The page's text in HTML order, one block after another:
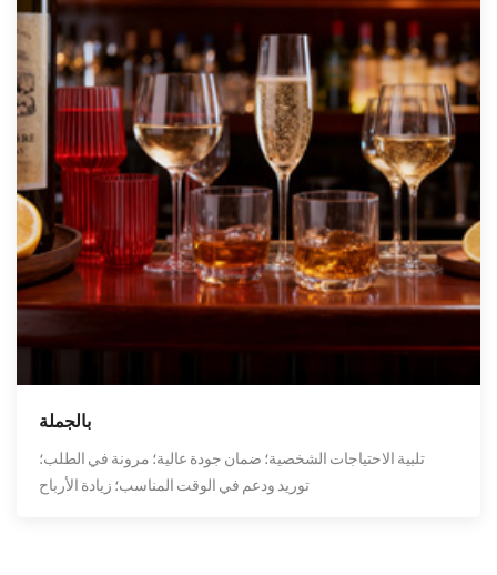
بالجملة
تلبية الاحتياجات الشخصية؛ ضمان جودة عالية؛ مرونة في الطلب؛
توريد ودعم في الوقت المناسب؛ زيادة الأرباح